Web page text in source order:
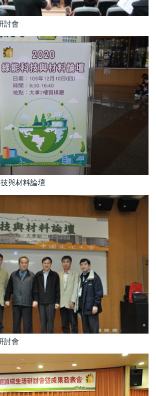
討會
與材料論壇
討會